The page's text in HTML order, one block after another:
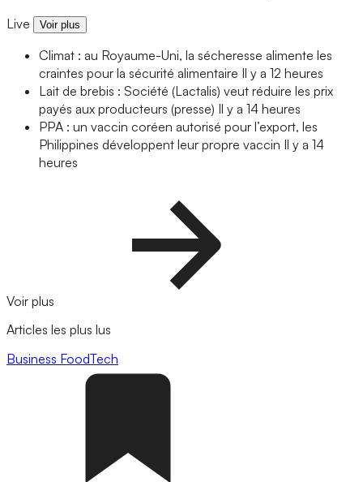
Live Voir plus
Climat : au Royaume-Uni, la sécheresse alimente les
craintes pour la sécurité alimentaire Il y a 12 heures
Lait de brebis : Société (Lactalis) veut réduire les prix
payés aux producteurs (presse) Il y a 14 heures
PPA : un vaccin coréen autorisé pour l’export, les
Philippines développent leur propre vaccin Il y a 14
heures
Voir plus
Articles les plus lus
Business FoodTech